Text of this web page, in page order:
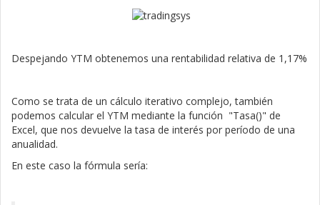
Despejando YTM obtenemos una rentabilidad relativa de 1,17%
Como se trata de un cálculo iterativo complejo, también
podemos calcular el YTM mediante la función "Tasa()" de
Excel, que nos devuelve la tasa de interés por período de una
anualidad.
En este caso la fórmula sería: